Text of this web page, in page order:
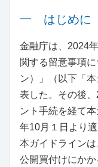
一 はじめに
金融庁は、2024
関する留意事項
ン）」（以下「
表した。その後
ント手続を経て
年10月１日より
本ガイドライン
公開買付けにか